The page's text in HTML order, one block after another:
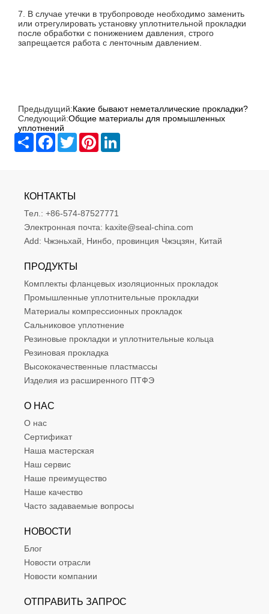
7. В случае утечки в трубопроводе необходимо заменить
или отрегулировать установку уплотнительной прокладки
после обработки с понижением давления, строго
запрещается работа с ленточным давлением.
Предыдущий:Какие бывают неметаллические прокладки?
Следующий:Общие материалы для промышленных
уплотнений
Share Facebook
TwitterPinterest
КОНТАКТЫ
Тел.: +86-574-87527771
Электронная почта: kaxite@seal-china.com
Add: Чжэньхай, Нинбо, провинция Чжэцзян, Китай
ПРОДУКТЫ
Комплекты фланцевых изоляционных прокладок
Промышленные уплотнительные прокладки
Материалы компрессионных прокладок
Сальниковое уплотнение
Резиновые прокладки и уплотнительные кольца
Резиновая прокладка
Высококачественные пластмассы
Изделия из расширенного ПТФЭ
О НАС
О нас
Сертификат
Наша мастерская
Наш сервис
Наше преимущество
Наше качество
Часто задаваемые вопросы
НОВОСТИ
Блог
Новости отрасли
Новости компании
ОТПРАВИТЬ ЗАПРОС